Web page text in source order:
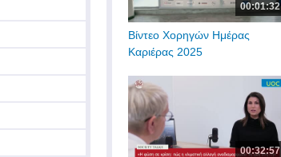
00:01:32
Βίντεο Χορηγών Ημέρας
Καριέρας 2025
00:32:57